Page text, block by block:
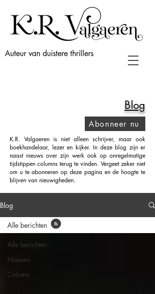
Auteur van duistere thrillers
Blog
Abonneer nu
K.R. Valgaeren is niet alleen schrijver, maar ook
boekhandelaar, lezer en kijker. In deze blog zijn er
naast nieuws over zijn werk ook op onregelmatige
tijdstippen columns terug te vinden. Vergeet zeker niet
om u te abonneren op deze pagina en de hoogte te
blijven van nieuwigheden.
Blog
Alle berichten
Nieuws
Column
Alle berichten